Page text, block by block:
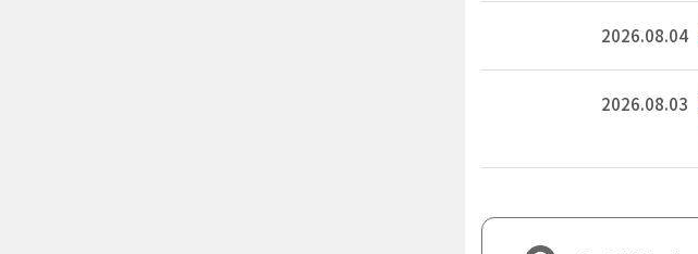
2026.08.04
2026.08.03